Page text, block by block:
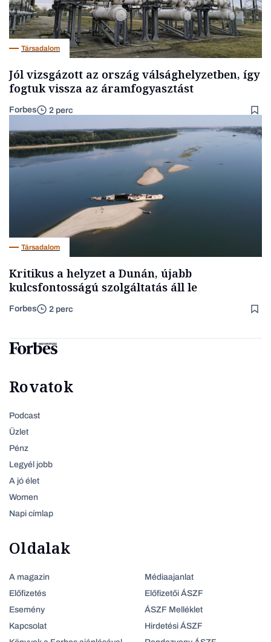
Társadalom
Jól vizsgázott az ország válsághelyzetben, így
fogtuk vissza az áramfogyasztást
Forbes 2 perc
Társadalom
Kritikus a helyzet a Dunán, újabb
kulcsfontosságú szolgáltatás áll le
Forbes 2 perc
Rovatok
Podcast
Üzlet
Pénz
Legyél jobb
A jó élet
Women
Napi címlap
Oldalak
A magazin
Előfizetés
Esemény
Kapcsolat
Médiaajanlat
Előfizetői ÁSZF
ÁSZF Melléklet
Hirdetési ÁSZF